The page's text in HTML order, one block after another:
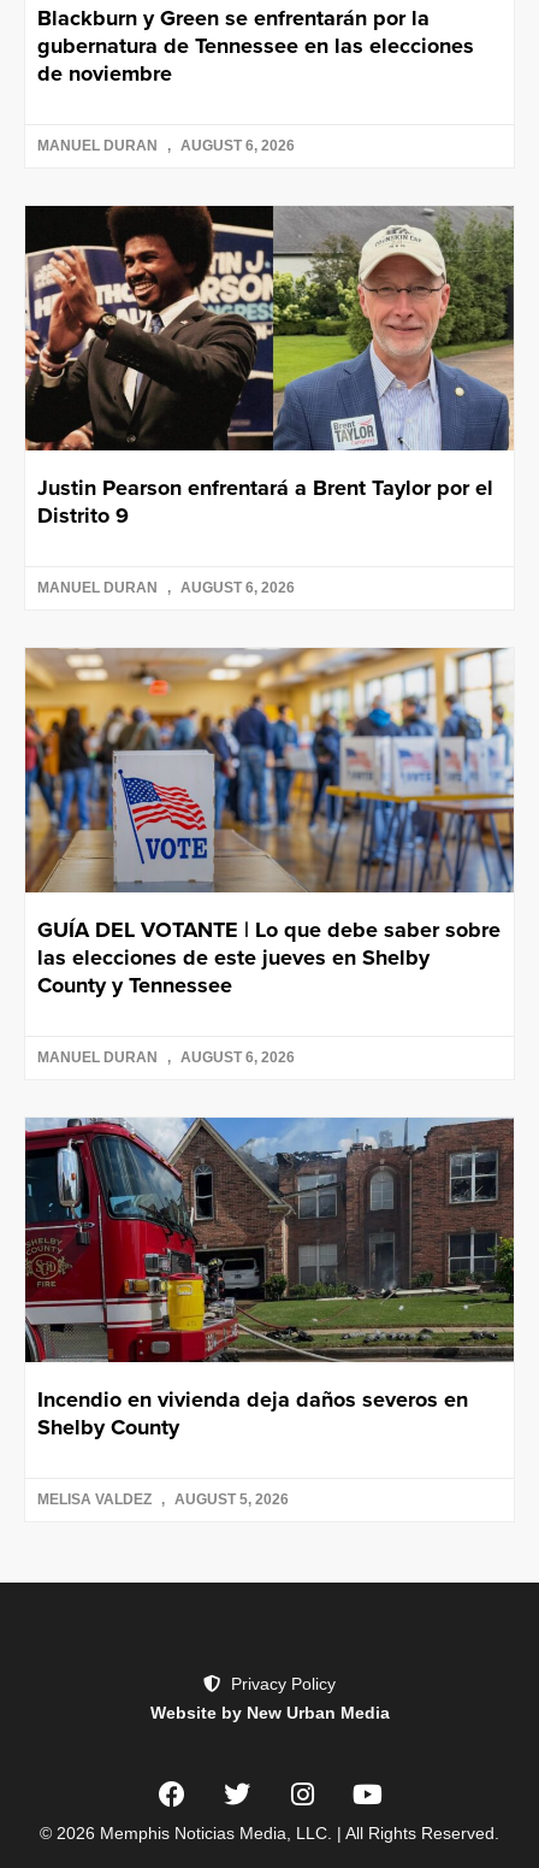
Blackburn y Green se enfrentarán por la
gubernatura de Tennessee en las elecciones
de noviembre
MANUEL DURAN AUGUST 6, 2026
Justin Pearson enfrentará a Brent Taylor por el
Distrito 9
MANUEL DURAN AUGUST 6, 2026
GUÍA DEL VOTANTE | Lo que debe saber sobre
las elecciones de este jueves en Shelby
County y Tennessee
MANUEL DURAN AUGUST 6, 2026
Incendio en vivienda deja daños severos en
Shelby County
MELISA VALDEZ AUGUST 5, 2026
Privacy Policy
Website by New Urban Media
© 2026 Memphis Noticias Media, LLC. | All Rights Reserved.